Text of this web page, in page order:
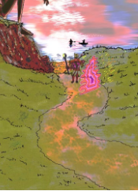
ago 321